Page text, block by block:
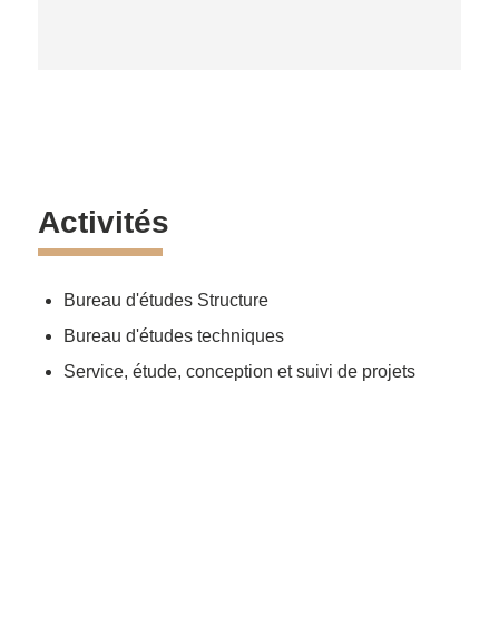
Activités
Bureau d'études Structure
Bureau d'études techniques
Service, étude, conception et suivi de projets